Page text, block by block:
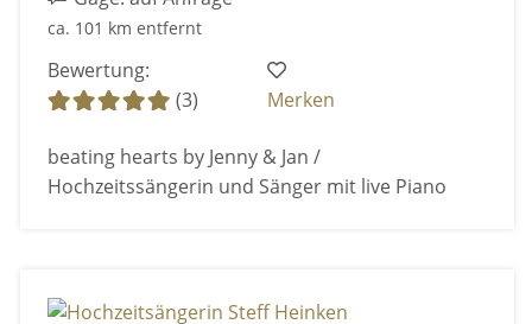
ca. 101 km entfernt
Bewertung:
(3)
Merken
beating hearts by Jenny & Jan /
Hochzeitssängerin und Sänger mit live Piano